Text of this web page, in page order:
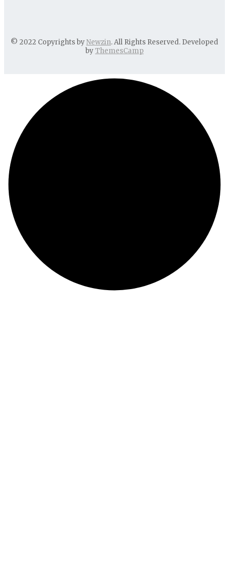
© 2022 Copyrights byNewzin. All Rights Reserved. Developed
byThemesCamp